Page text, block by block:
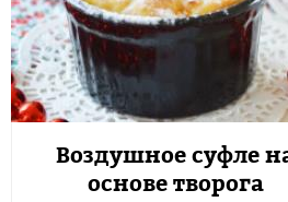
Воздушное суфле
основе творога